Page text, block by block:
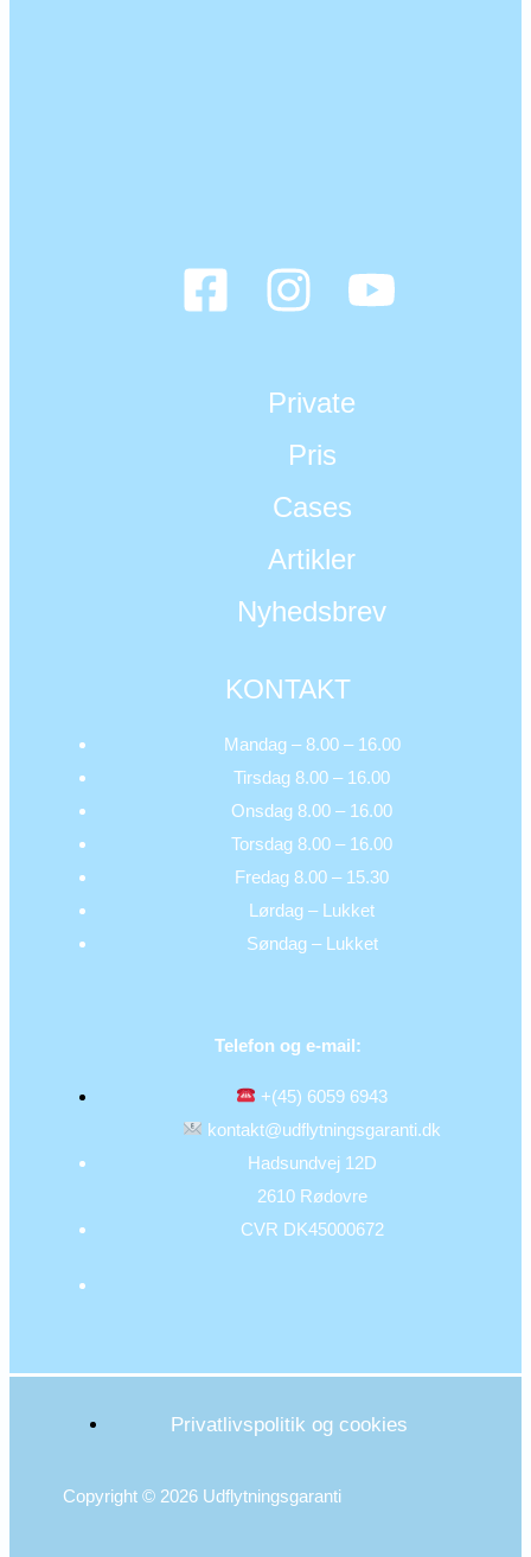
Private
Pris
Cases
Artikler
Nyhedsbrev
KONTAKT
Mandag – 8.00 – 16.00
Tirsdag 8.00 – 16.00
Onsdag 8.00 – 16.00
Torsdag 8.00 – 16.00
Fredag 8.00 – 15.30
Lørdag – Lukket
Søndag – Lukket
Telefon og e-mail:
+(45) 6059 6943
kontakt@udflytningsgaranti.dk
Hadsundvej 12D
2610 Rødovre
CVR DK45000672
Privatlivspolitik og cookies
Copyright © 2026 Udflytningsgaranti